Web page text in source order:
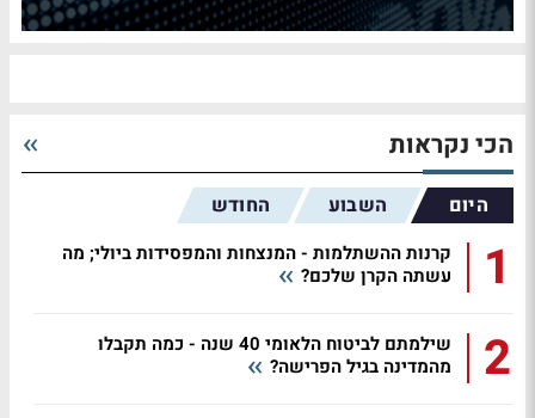
הכי נקראות
היום השבוע החודש
1
קרנות ההשתלמות - המנצחות והמפסידות ביולי; מה
עשתה הקרן שלכם?
2
שילמתם לביטוח הלאומי 40 שנה - כמה תקבלו
מהמדינה בגיל הפרישה?